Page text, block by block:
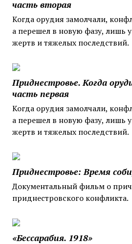
часть вторая
Когда орудия замолчали,
а перешел в новую фазу, лишь
жертв и тяжелых последствий.
Приднестровье. Когда
часть первая
Когда орудия замолчали,
а перешел в новую фазу, лишь
жертв и тяжелых последствий.
Приднестровье: Время
Документальный фильм о
приднестровского конфликта.
«Бессарабия. 1918»